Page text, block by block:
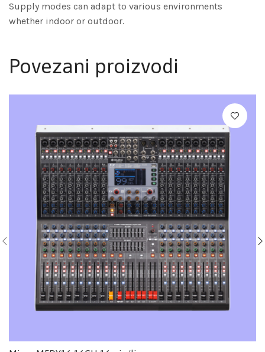
Supply modes can adapt to various environments
whether indoor or outdoor.
Povezani proizvodi